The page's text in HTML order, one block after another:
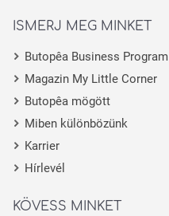
ISMERJ MEG MINKET
Butopêa Business Program
Magazin My Little Corner
Butopêa mögött
Miben különbözünk
Karrier
Hírlevél
KÖVESS MINKET